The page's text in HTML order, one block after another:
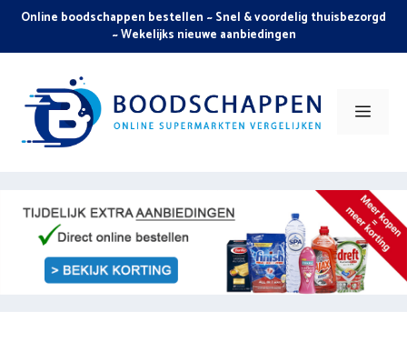
Skip
content
Online boodschappen bestellen ~ Snel & voordelig thuisbezorgd
~ Wekelijks nieuwe aanbiedingen
Menu